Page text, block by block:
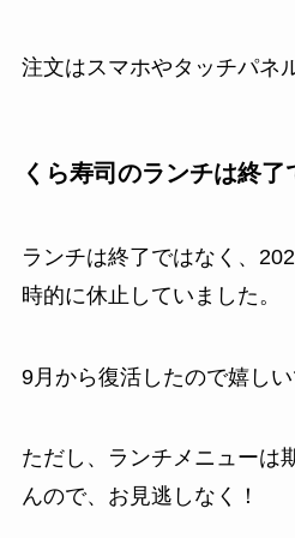
注文はスマホやタッチパネ
くら寿司のランチは終了
ランチは終了ではなく、
時的に休止していました。
9月から復活したので嬉しい
ただし、ランチメニューは
んので、お見逃しなく！